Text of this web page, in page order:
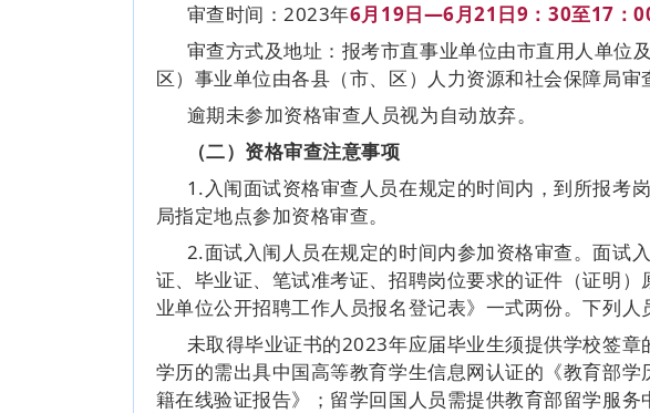
审查时间：2023年6月19日—6月21日9：30至17：
审查方式及地址：报考市直事业单位由市直用人单位
区）事业单位由各县（市、区）人力资源和社会保障局审
逾期未参加资格审查人员视为自动放弃。
（二）资格审查注意事项
1.入闱面试资格审查人员在规定的时间内，到所报考
局指定地点参加资格审查。
2.面试入闱人员在规定的时间内参加资格审查。面试
证、毕业证、笔试准考证、招聘岗位要求的证件（证明
业单位公开招聘工作人员报名登记表》一式两份。下列人
未取得毕业证书的2023年应届毕业生须提供学校签
学历的需出具中国高等教育学生信息网认证的《教育部
籍在线验证报告》；留学回国人员需提供教育部留学服